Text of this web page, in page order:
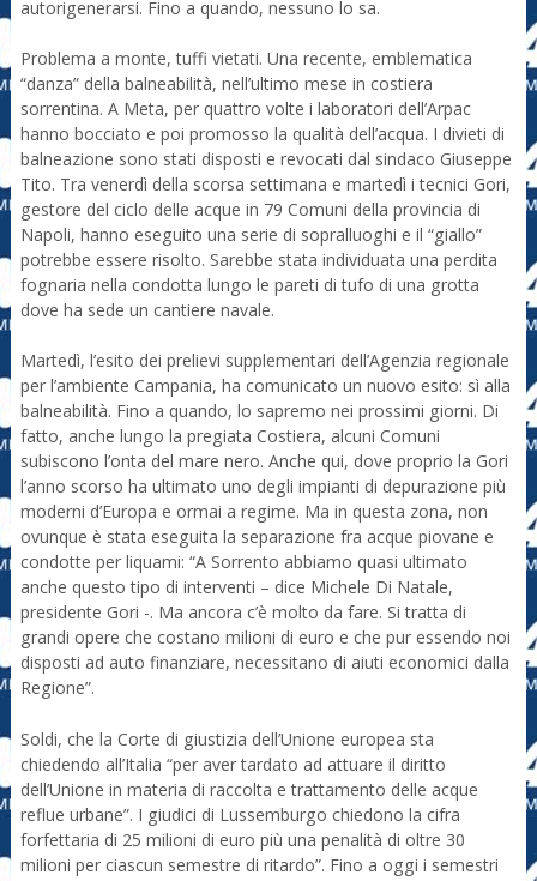
autorigenerarsi. Fino a quando, nessuno lo sa.
Problema a monte, tuffi vietati. Una recente, emblematica
“danza” della balneabilità, nell’ultimo mese in costiera
sorrentina. A Meta, per quattro volte i laboratori dell’Arpac
hanno bocciato e poi promosso la qualità dell’acqua. I divieti di
balneazione sono stati disposti e revocati dal sindaco Giuseppe
Tito. Tra venerdì della scorsa settimana e martedì i tecnici Gori,
gestore del ciclo delle acque in 79 Comuni della provincia di
Napoli, hanno eseguito una serie di sopralluoghi e il “giallo”
potrebbe essere risolto. Sarebbe stata individuata una perdita
fognaria nella condotta lungo le pareti di tufo di una grotta
dove ha sede un cantiere navale.
Martedì, l’esito dei prelievi supplementari dell’Agenzia regionale
per l’ambiente Campania, ha comunicato un nuovo esito: sì alla
balneabilità. Fino a quando, lo sapremo nei prossimi giorni. Di
fatto, anche lungo la pregiata Costiera, alcuni Comuni
subiscono l’onta del mare nero. Anche qui, dove proprio la Gori
l’anno scorso ha ultimato uno degli impianti di depurazione più
moderni d’Europa e ormai a regime. Ma in questa zona, non
ovunque è stata eseguita la separazione fra acque piovane e
condotte per liquami: “A Sorrento abbiamo quasi ultimato
anche questo tipo di interventi – dice Michele Di Natale,
presidente Gori -. Ma ancora c’è molto da fare. Si tratta di
grandi opere che costano milioni di euro e che pur essendo noi
disposti ad auto finanziare, necessitano di aiuti economici dalla
Regione”.
Soldi, che la Corte di giustizia dell’Unione europea sta
chiedendo all’Italia “per aver tardato ad attuare il diritto
dell’Unione in materia di raccolta e trattamento delle acque
reflue urbane”. I giudici di Lussemburgo chiedono la cifra
forfettaria di 25 milioni di euro più una penalità di oltre 30
milioni per ciascun semestre di ritardo”. Fino a oggi i semestri